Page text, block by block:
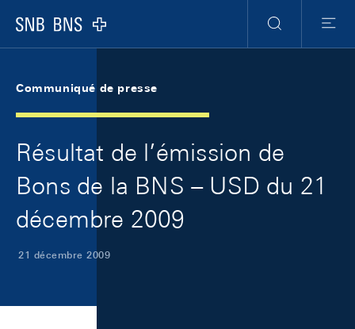
Logo
RechercheMenu
Communiqué de presse
Résultat de l’émission de
Bons de la BNS – USD du 21
décembre 2009
21 décembre 2009